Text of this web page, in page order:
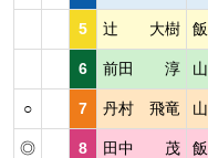
5 辻 大樹
6 前田 淳
○ 7 丹村 飛竜
◎ 8 田中 茂